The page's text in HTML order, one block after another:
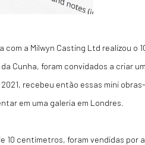
a Milwyn Casting Ltd realizou o
Cunha, foram convidados a criar
recebeu então essas mini
em uma galeria em Londres.
10 centímetros, foram vendidas